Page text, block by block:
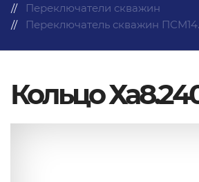
Переключатели скважин
Переключатель скважин
Кольцо